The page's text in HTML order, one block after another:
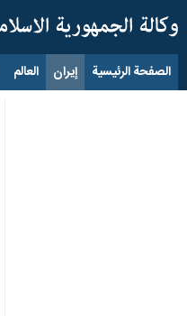
الصفحة الرئيسية إيران العالم